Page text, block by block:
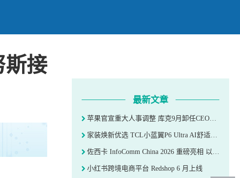
接
最新文章
苹果官宣重大人事调整 库克9月卸任CEO特努斯接棒
家装焕新优选 TCL小蓝翼P6 Ultra AI舒适睡眠空调打造“零存在感”睡眠环境
佐西卡 InfoComm China 2026 重磅亮相 以"进口平替"赋能投影产业升级
小红书跨境电商平台 Redshop 6 月上线